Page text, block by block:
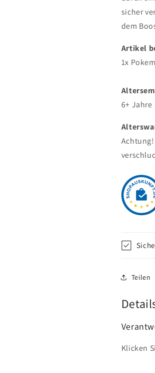
sicher
dem
Artikel
1x
6+ Jahre
Teilen
Klicken